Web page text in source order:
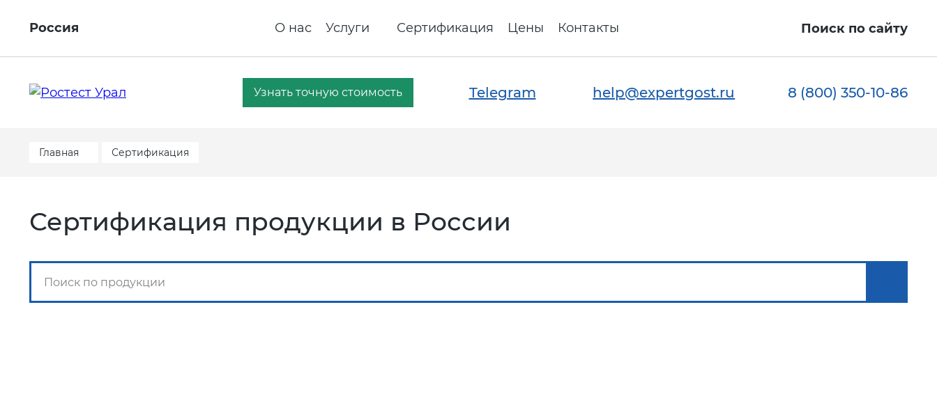
Россия О нас Услуги Сертификация Цены Контакты Поиск по сайту
Узнать точную стоимость Telegram help@expertgost.ru 8 (800) 350-10-86
Главная Сертификация
Сертификация продукции в России